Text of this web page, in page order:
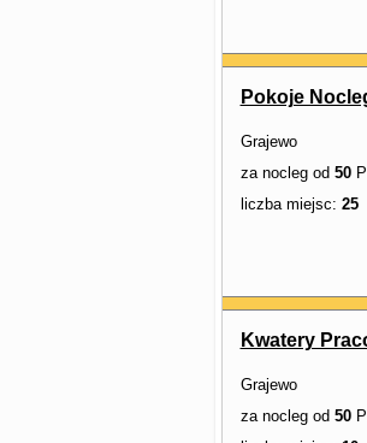
Pokoje
Grajewo
za nocleg od 50
liczba miejsc: 25
Kwatery
Grajewo
za nocleg od 50